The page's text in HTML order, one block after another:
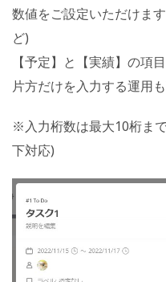
数値をご設定いただけま
ど)
【予定】と【実績】の項
片方だけを入力する運用も
※入力桁数は最大10桁ま
下対応)